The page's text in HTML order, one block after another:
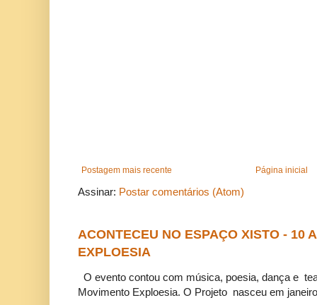
Postagem mais recente Página inicial
Assinar: Postar comentários (Atom)
ACONTECEU NO ESPAÇO XISTO - 10
EXPLOESIA
O evento contou com música, poesia, dança e
Movimento Exploesia. O Projeto nasceu em